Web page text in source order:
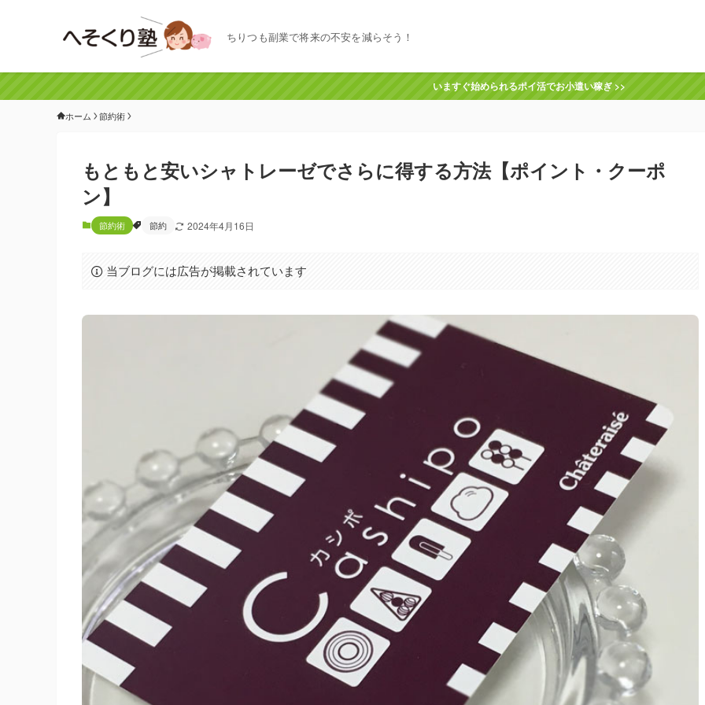
ちりつも副業で将来の不安を減らそう！
いますぐ始められるポイ活でお小遣い稼ぎ >>
ホーム 節約術
もともと安いシャトレーゼでさらに得する方法【ポイント・クーポ
ン】
節約術 節約 2024年4月16日
当ブログには広告が掲載されています